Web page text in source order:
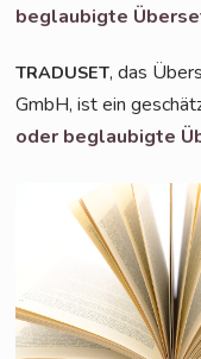
beglau­big­te
TRADUSET, das
GmbH, ist ein
oder beglau­big­te